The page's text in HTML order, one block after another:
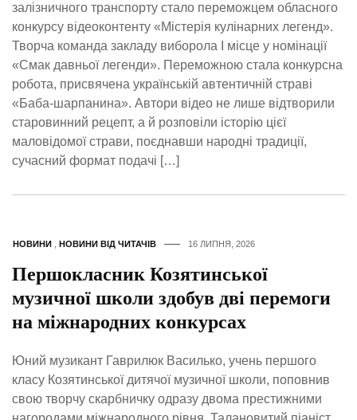
залізничного транспорту стало переможцем обласного
конкурсу відеоконтенту «Містерія кулінарних легенд».
Творча команда закладу виборола І місце у номінації
«Смак давньої легенди». Переможною стала конкурсна
робота, присвячена українській автентичній страві
«Баба-шарпанина». Автори відео не лише відтворили
старовинний рецепт, а й розповіли історію цієї
маловідомої страви, поєднавши народні традиції,
сучасний формат подачі […]
НОВИНИ НОВИНИ ВІД ЧИТАЧІВ 16 ЛИПНЯ, 2026
Першокласник Козятинської
музичної школи здобув дві перемоги
на міжнародних конкурсах
Юний музикант Гаврилюк Василько, учень першого
класу Козятинської дитячої музичної школи, поповнив
свою творчу скарбничку одразу двома престижними